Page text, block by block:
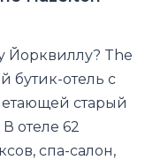
Йорквиллу? The
бутик-отель с
старый
отеле 62
спа-салон,